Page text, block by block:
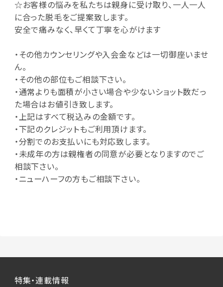
☆お客様の悩みを私たちは親身に受け取り、一人一人
に合った脱毛をご提案致します。
安全で痛みなく、早くて丁寧を心がけます
・その他カウンセリングや入会金などは一切御座いませ
ん。
・その他の部位もご相談下さい。
・通常よりも面積が小さい場合や少ないショット数だっ
た場合はお値引き致します。
・上記はすべて税込みの金額です。
・下記のクレジットもご利用頂けます。
・分割でのお支払いにも対応致します。
・未成年の方は親権者の同意が必要となりますのでご
相談下さい。
・ニューハーフの方もご相談下さい。
特集・連載情報